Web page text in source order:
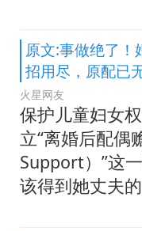
原文:事做绝了！
招用尽，原配已
火星网友
保护儿童妇女
立“离婚后配偶
Support）”这
该得到她丈夫的